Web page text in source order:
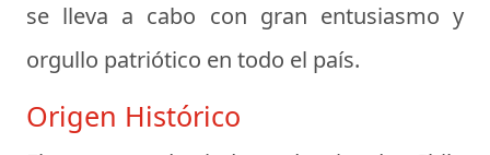
se lleva a cabo con gran entusiasmo y
orgullo patriótico en todo el país.
Origen Histórico